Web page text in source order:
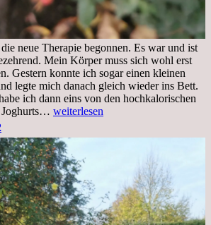
neue Therapie begonnen. Es war und ist
Mein Körper muss sich wohl erst
Gestern konnte ich sogar einen kleinen
legte mich danach gleich wieder ins Bett.
ich dann eins von den hochkalorischen
Joghurts… Freitag,
Therapie
Beginn
gut
überstanden
weiterlesen